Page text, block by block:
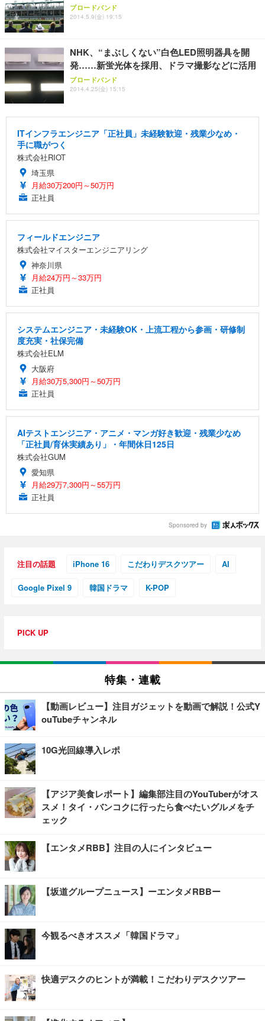
ブロードバンド
2014.5.9(金) 19:15
NHK、“まぶしくない”白色LED照明器具を開
発……新蛍光体を採用、ドラマ撮影などに活用
ブロードバンド
2014.4.25(金) 15:15
ITインフラエンジニア「正社員」未経験歓迎・残業少なめ・
手に職がつく
株式会社RIOT
埼玉県
月給30万200円～50万円
正社員
フィールドエンジニア
株式会社マイスターエンジニアリング
神奈川県
月給24万円～33万円
正社員
システムエンジニア・未経験OK・上流工程から参画・研修制
度充実・社保完備
株式会社ELM
大阪府
月給30万5,300円～50万円
正社員
AIテストエンジニア・アニメ・マンガ好き歓迎・残業少なめ
「正社員/育休実績あり」・年間休日125日
株式会社GUM
愛知県
月給29万7,300円～55万円
正社員
Sponsored by
注目の話題 iPhone 16 こだわりデスクツアー AI
Google Pixel 9 韓国ドラマ K-POP
PICK UP
特集・連載
【動画レビュー】注目ガジェットを動画で解説！公式Y
ouTubeチャンネル
10G光回線導入レポ
【アジア美食レポート】編集部注目のYouTuberがオス
スメ！タイ・バンコクに行ったら食べたいグルメをチ
ェック
【エンタメRBB】注目の人にインタビュー
【坂道グループニュース】ーエンタメRBBー
今観るべきオススメ「韓国ドラマ」
快適デスクのヒントが満載！こだわりデスクツアー